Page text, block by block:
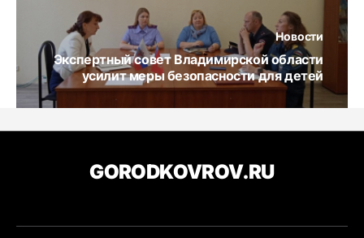
Новости
Экспертный совет Владимирской области
усилит меры безопасности для детей
GORODKOVROV.RU